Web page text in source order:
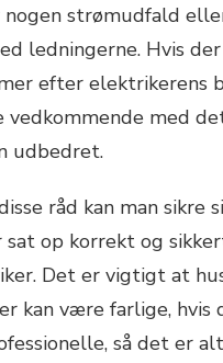
nogen strømudfald
ledningerne. Hvis
efter elektrikerens
vedkommende med
udbedret.
råd kan man sikre
op korrekt og
Det er vigtigt at
kan være farlige, hvis
så det er